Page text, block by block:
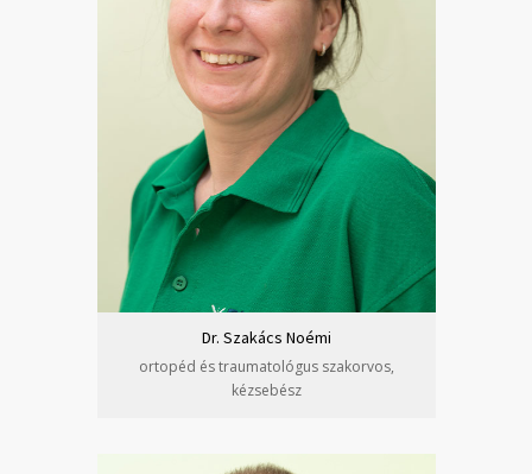
Dr. Szakács Noémi
ortopéd és traumatológus szakorvos,
kézsebész